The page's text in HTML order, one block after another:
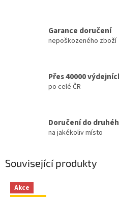
Garance doručení
nepoškozeného zboží
Přes 40000
po celé ČR
Doručení do
na jakékoliv místo
Související produkty
Akce